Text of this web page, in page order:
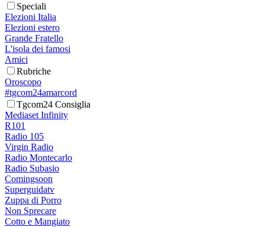
Speciali
Elezioni Italia
Elezioni estero
Grande Fratello
L'isola dei famosi
Amici
Rubriche
Oroscopo
#tgcom24amarcord
Tgcom24 Consiglia
Mediaset Infinity
R101
Radio 105
Virgin Radio
Radio Montecarlo
Radio Subasio
Comingsoon
Superguidatv
Zuppa di Porro
Non Sprecare
Cotto e Mangiato